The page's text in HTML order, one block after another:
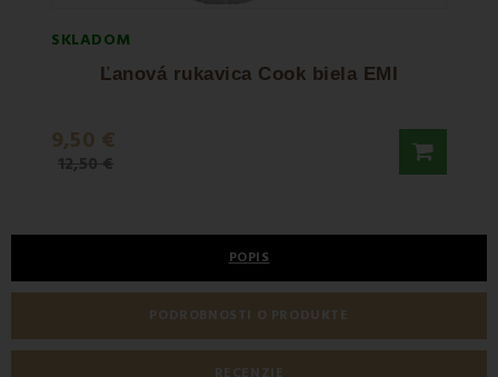
SKLADOM
Ľanová rukavica Cook biela EMI
9,50 €
12,50 €
POPIS
PODROBNOSTI O PRODUKTE
RECENZIE